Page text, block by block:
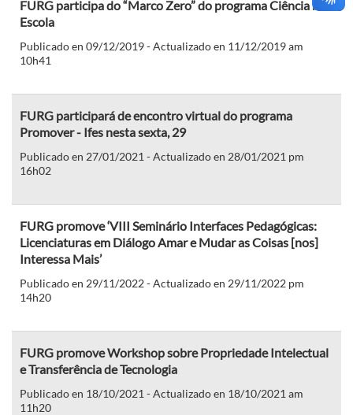
FURG participa do “Marco Zero” do programa Ciência na
Escola
Publicado en 09/12/2019 - Actualizado en 11/12/2019 am
10h41
FURG participará de encontro virtual do programa
Promover - Ifes nesta sexta, 29
Publicado en 27/01/2021 - Actualizado en 28/01/2021 pm
16h02
FURG promove ‘VIII Seminário Interfaces Pedagógicas:
Licenciaturas em Diálogo Amar e Mudar as Coisas [nos]
Interessa Mais’
Publicado en 29/11/2022 - Actualizado en 29/11/2022 pm
14h20
FURG promove Workshop sobre Propriedade Intelectual
e Transferência de Tecnologia
Publicado en 18/10/2021 - Actualizado en 18/10/2021 am
11h20